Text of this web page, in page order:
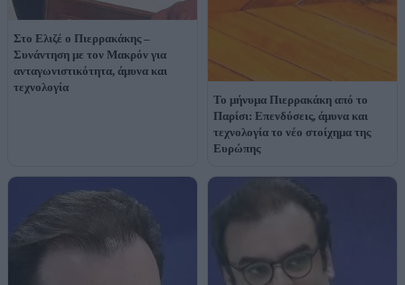
Στο Ελιζέ ο Πιερρακάκης –
Συνάντηση με τον Μακρόν για
ανταγωνιστικότητα, άμυνα και
τεχνολογία
Το μήνυμα Πιερρακάκη από το
Παρίσι: Επενδύσεις, άμυνα και
τεχνολογία το νέο στοίχημα της
Ευρώπης